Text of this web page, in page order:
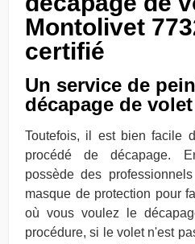
Montolivet
certifié
Un service de
décapage de
Toutefois, il est bien facile
procédé de décapage.
possède des
masque de protection pour
où vous voulez le
procédure, si le volet n'est